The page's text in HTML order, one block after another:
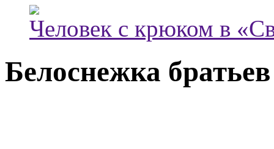
Человек с крюком в
Белоснежка